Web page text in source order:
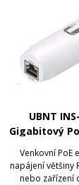
UBNT
Gigabitový
Venkovní PoE
napájení většiny
nebo zařízení